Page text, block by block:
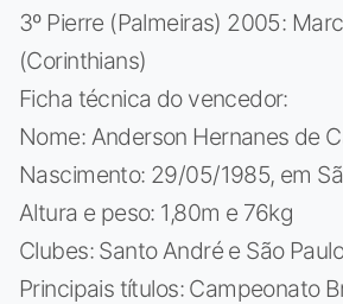
3º Pierre (Palmeiras) 2005:
(Corinthians)
Ficha técnica do vencedor:
Nome: Anderson Hernanes de
Nascimento: 29/05/1985, em
Altura e peso: 1,80m e 76kg
Clubes: Santo André e São Paulo
Principais títulos: Campeonato